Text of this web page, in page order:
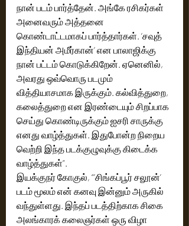
நான் படம் பார்த்தேன். அங்கே ரசிகர்கள்
அனைவரும் அத்தனை
கொண்டாட்டமாகப் பார்த்தார்கள். ‘சவுத்
இந்தியன் அமீர்கான்’ என பாலாஜிக்கு
நான் பட்டம் கொடுக்கிறேன். ஏனெனில்,
அவரது ஒவ்வொரு படமும்
வித்தியாசமாக இருக்கும். கல்வித்துறை,
கலைத்துறை என இரண்டையும் சிறப்பாக
செய்து கொண்டிருக்கும் ஐசரி சாருக்கு
எனது வாழ்த்துகள். இதுபோன்ற நிறைய
வெற்றி இந்த படக்குழுவுக்கு கிடைக்க
வாழ்த்துகள்”.
இயக்குநர் கோகுல், “’சிங்கப்பூர் சலூன்’
படம் மூலம் என் கனவு இன்னும் அருகில்
வந்துள்ளது. இந்தப் படத்திற்காக சிகை
அலங்காரக் கலைஞர்கள் ஒரு விழா